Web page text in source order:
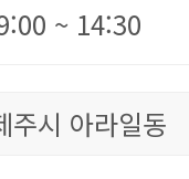
~ 14:30
주시 아라일동